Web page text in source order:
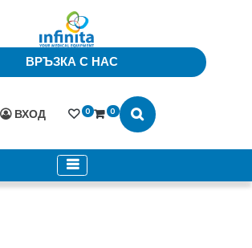
ВРЪЗКА С НАС
ВХОД 0 0